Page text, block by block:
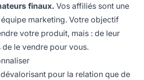
finaux. Vos affiliés sont une
marketing. Votre objectif
votre produit, mais : de leur
le vendre pour vous.
dévalorisant pour la relation que de